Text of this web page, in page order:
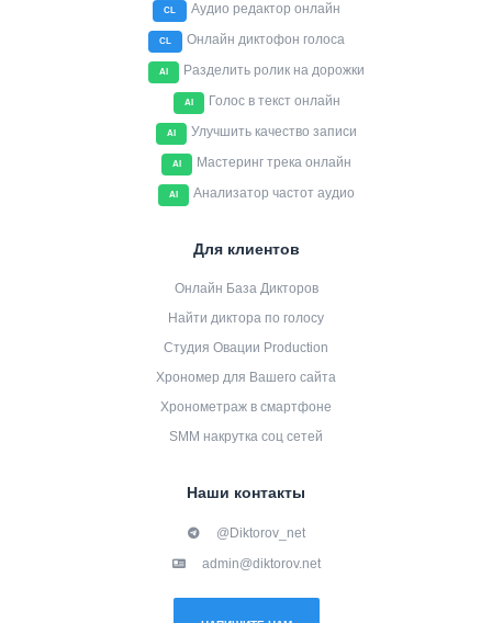
CL Аудио редактор онлайн
CL Онлайн диктофон голоса
AI Разделить ролик на дорожки
AI Голос в текст онлайн
AI Улучшить качество записи
AI Мастеринг трека онлайн
AI Анализатор частот аудио
Для клиентов
Онлайн База Дикторов
Найти диктора по голосу
Студия Овации Production
Хрономер для Вашего сайта
Хронометраж в смартфоне
SMM накрутка соц сетей
Наши контакты
@Diktorov_net
admin@diktorov.net